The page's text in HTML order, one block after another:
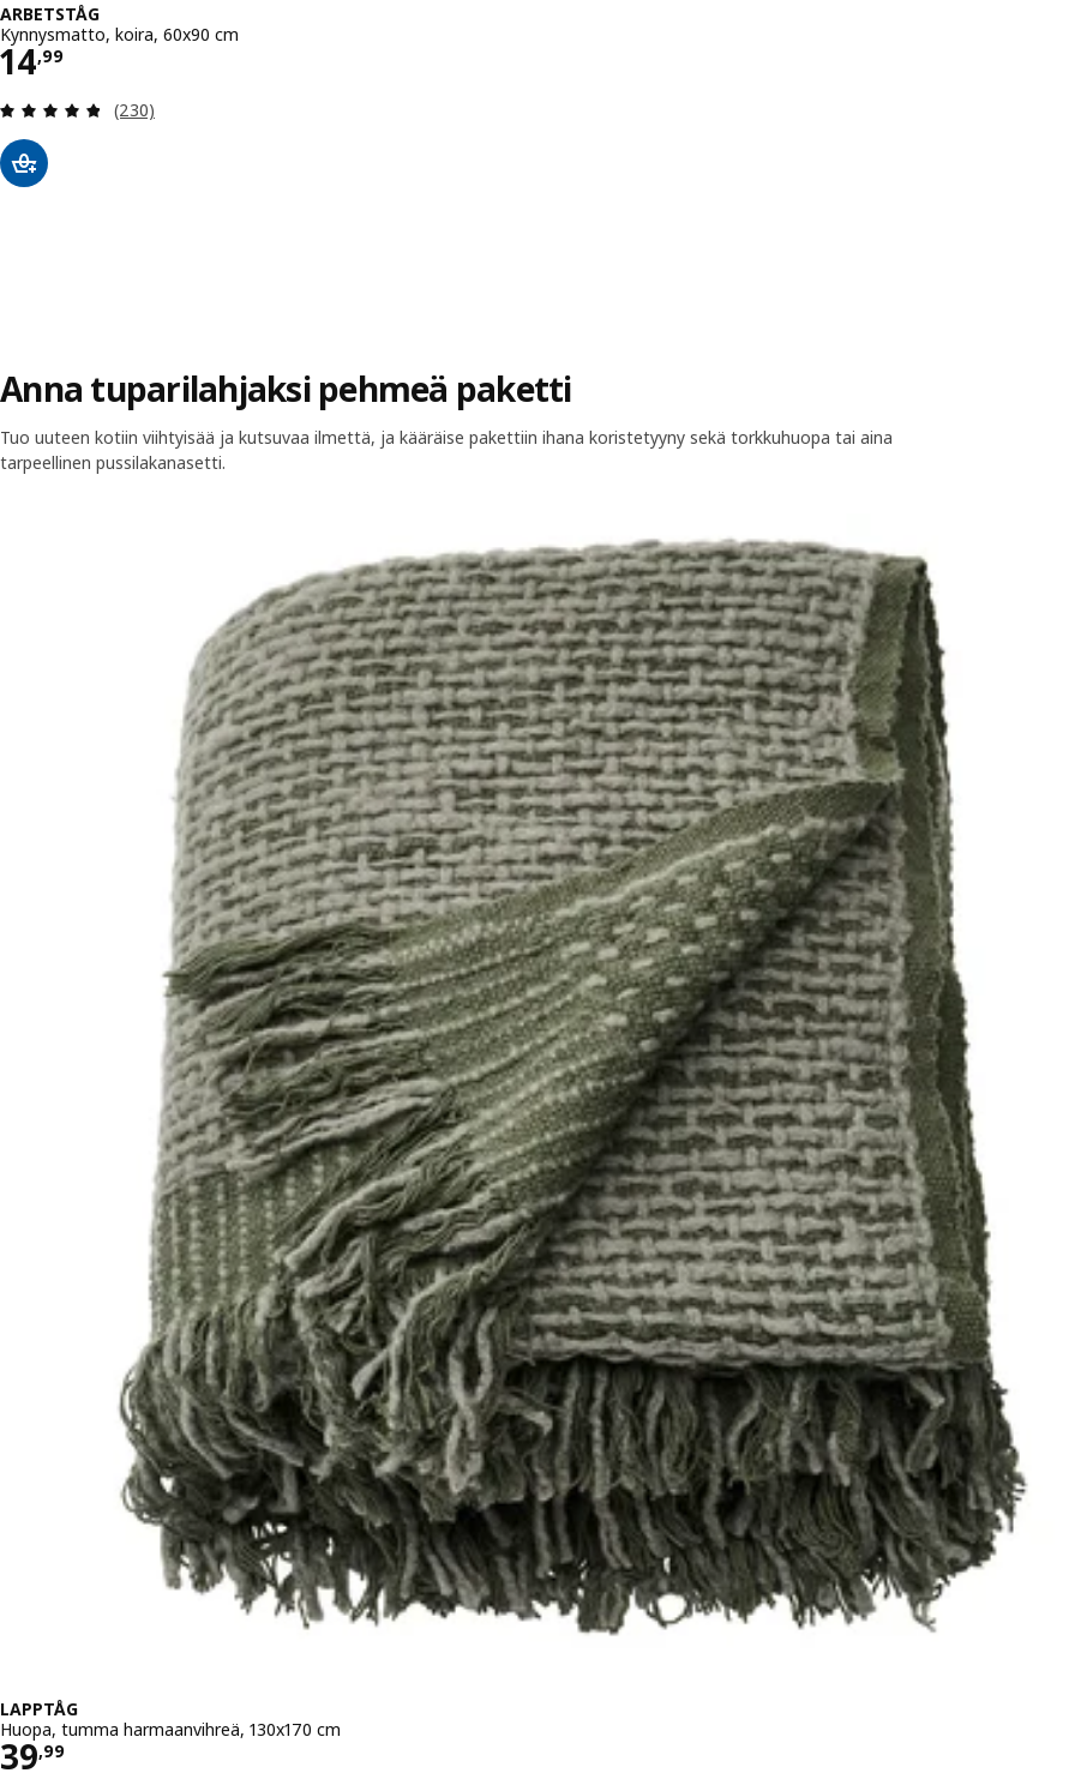
ARBETSTÅG
Kynnysmatto, koira, 60x90 cm
14,99
Hinta 14,99
Arvio: 4.8 / 5 tähteä. Arvostelut yhteensä:
(230)
Anna tuparilahjaksi pehmeä paketti
Tuo uuteen kotiin viihtyisää ja kutsuvaa ilmettä, ja kääräise pakettiin ihana koristetyyny sekä torkkuhuopa tai aina
tarpeellinen pussilakanasetti.
LAPPTÅG
Huopa, tumma harmaanvihreä, 130x170 cm
39,99
Hinta 39,99